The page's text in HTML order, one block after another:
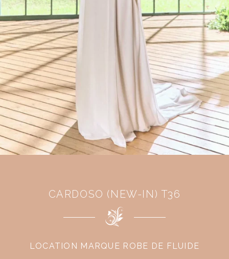
CARDOSO (NEW-IN) T36
LOCATION MARQUE ROBE DE FLUIDE